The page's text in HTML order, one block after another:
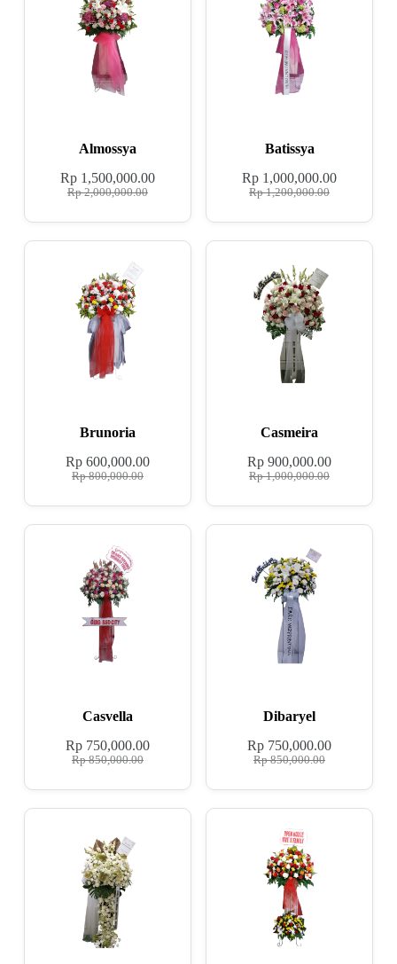
Almossya
Rp2,000,000.00
Rp1,500,000.00
Batissya
Rp1,200,000.00
Rp 1,000,000.00
Brunoria
Rp800,000.00
Rp600,000.00
Casmeira
Rp1,000,000.00
Rp 900,000.00
Casvella
Rp850,000.00
Rp750,000.00
Dibaryel
Rp850,000.00
Rp 750,000.00